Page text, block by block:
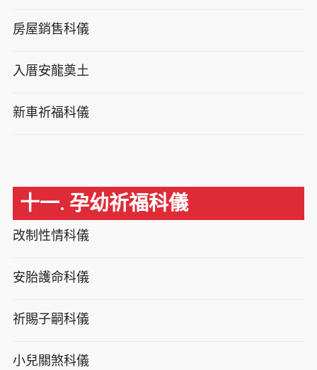
房屋銷售科儀
入厝安龍奠土
新車祈福科儀
十一. 孕幼祈福科儀
改制性情科儀
安胎護命科儀
祈賜子嗣科儀
小兒關煞科儀